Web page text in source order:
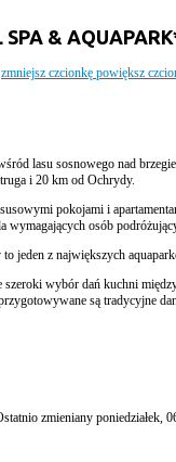
SPA &
zmniejsz czcionkę powiększ
lasu sosnowego nad
i 20 km od Ochrydy.
pokojami i
wymagających osób
jeden z największych
szeroki wybór dań kuchni
są tradycyjne
zmieniany poniedziałek,